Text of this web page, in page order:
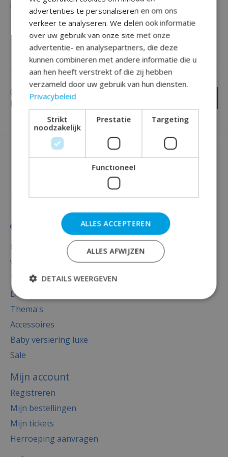
Beschikbaarheid in de winkel controleren
Reviews (0)
0 sterren op basis van
0
beoordelingen
Categorieën
Versiering
Totaal thema feest
Decoratie
Thema's
Accessoires
Baby versiering luxe
Sale
Mijn account
Registreren
Mijn bestellingen
Mijn tickets
Herroeping aanvragen
advertenties te personaliseren en om ons
verkeer te analyseren. We delen ook informatie
over uw gebruik van onze site met onze
advertentie- en analysepartners, die deze
kunnen combineren met andere informatie die u
aan hen heeft verstrekt of die zij hebben
verzameld door uw gebruik van hun diensten.
Privacybeleid
Strikt
noodzakelijk
Prestatie Targeting
Functioneel
ALLES ACCEPTEREN
ALLES AFWIJZEN
DETAILS WEERGEVEN